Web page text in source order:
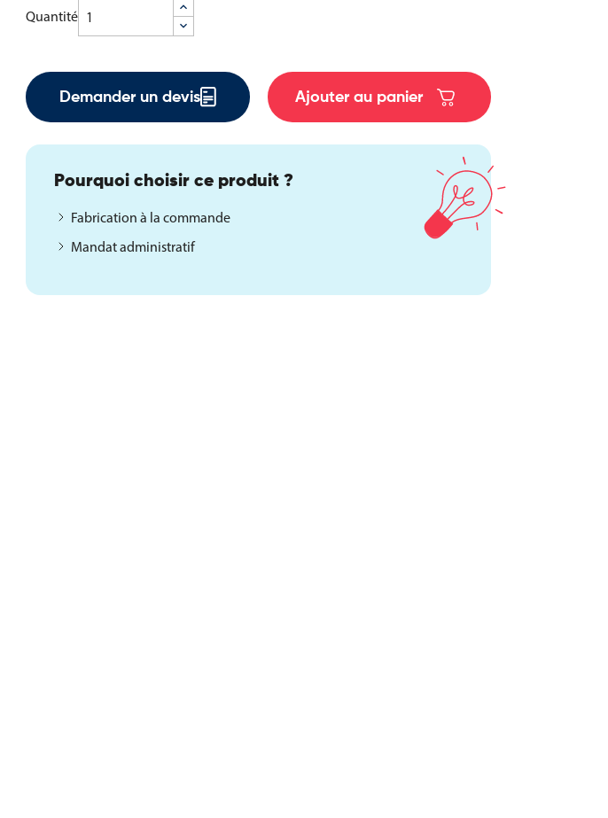
Quantité
Demander un devis Ajouter au panier
Pourquoi choisir ce produit ?
Fabrication à la commande
Mandat administratif